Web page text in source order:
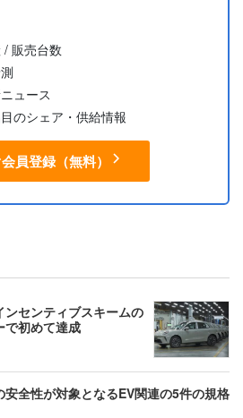
販売台数
ュース
のシェア・供給情報
員登録（無料）
センティブスキームの
で初めて達成
全性が対象となるEV関連の5件の規格